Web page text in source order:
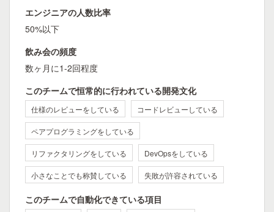
エンジニアの人数比率
50%以下
飲み会の頻度
数ヶ月に1-2回程度
このチームで恒常的に行われている開発文化
仕様のレビューをしている コードレビューしている
ペアプログラミングをしている
リファクタリングをしている DevOpsをしている
小さなことでも称賛している 失敗が許容されている
このチームで自動化できている項目